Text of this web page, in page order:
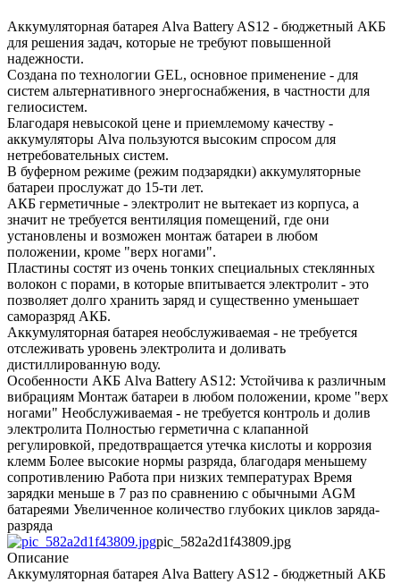
Аккумуляторная батарея Alva Battery AS12 - бюджетный АКБ
для решения задач, которые не требуют повышенной
надежности.
Создана по технологии GEL, основное применение - для
систем альтернативного энергоснабжения, в частности для
гелиосистем.
Благодаря невысокой цене и приемлемому качеству -
аккумуляторы Alva пользуются высоким спросом для
нетребовательных систем.
В буферном режиме (режим подзарядки) аккумуляторные
батареи прослужат до 15-ти лет.
АКБ герметичные - электролит не вытекает из корпуса, а
значит не требуется вентиляция помещений, где они
установлены и возможен монтаж батареи в любом
положении, кроме "верх ногами".
Пластины состят из очень тонких специальных стеклянных
волокон с порами, в которые впитывается электролит - это
позволяет долго хранить заряд и существенно уменьшает
саморазряд АКБ.
Аккумуляторная батарея необслуживаемая - не требуется
отслеживать уровень электролита и доливать
дистиллированную воду.
Особенности АКБ Alva Battery AS12: Устойчива к различным
вибрациям Монтаж батареи в любом положении, кроме "верх
ногами" Необслуживаемая - не требуется контроль и долив
электролита Полностью герметична с клапанной
регулировкой, предотвращается утечка кислоты и коррозия
клемм Более высокие нормы разряда, благодаря меньшему
сопротивлению Работа при низких температурах Время
зарядки меньше в 7 раз по сравнению с обычными AGM
батареями Увеличенное количество глубоких циклов заряда-
разряда
pic_582a2d1f43809.jpg
Описание
Аккумуляторная батарея Alva Battery AS12 - бюджетный АКБ